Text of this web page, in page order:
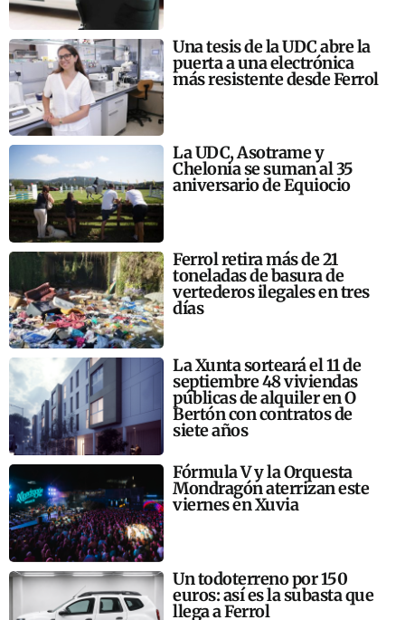
Una tesis de la UDC abre la
puerta a una electrónica
más resistente desde Ferrol
La UDC, Asotrame y
Chelonia se suman al 35
aniversario de Equiocio
Ferrol retira más de 21
toneladas de basura de
vertederos ilegales en tres
días
La Xunta sorteará el 11 de
septiembre 48 viviendas
públicas de alquiler en O
Bertón con contratos de
siete años
Fórmula V y la Orquesta
Mondragón aterrizan este
viernes en Xuvia
Un todoterreno por 150
euros: así es la subasta que
llega a Ferrol